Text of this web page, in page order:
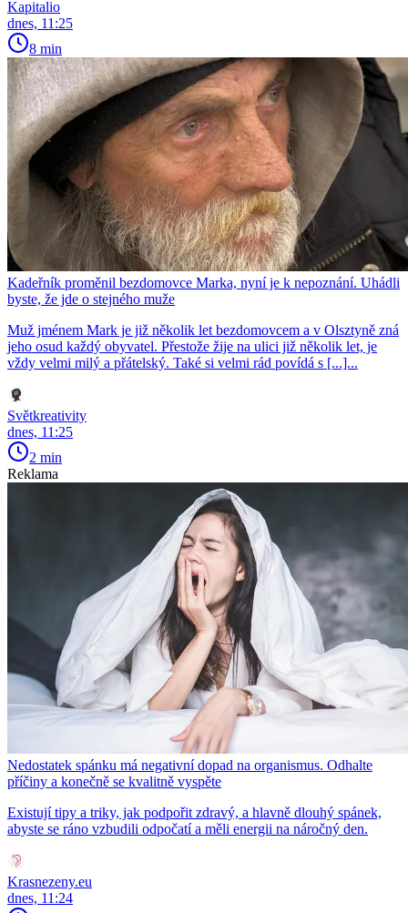
Kapitalio
dnes, 11:25
8 min
Kadeřník proměnil bezdomovce Marka, nyní je k nepoznání. Uhádli
byste, že jde o stejného muže
Muž jménem Mark je již několik let bezdomovcem a v Olsztyně zná
jeho osud každý obyvatel. Přestože žije na ulici již několik let, je
vždy velmi milý a přátelský. Také si velmi rád povídá s [...]...
Světkreativity
dnes, 11:25
2 min
Reklama
Nedostatek spánku má negativní dopad na organismus. Odhalte
příčiny a konečně se kvalitně vyspěte
Existují tipy a triky, jak podpořit zdravý, a hlavně dlouhý spánek,
abyste se ráno vzbudili odpočatí a měli energii na náročný den.
Krasnezeny.eu
dnes, 11:24